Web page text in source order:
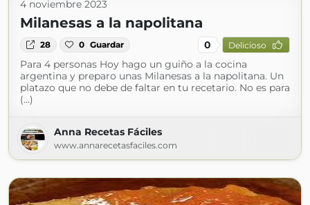
4 noviembre 2023
Milanesas a la napolitana
28 0 Guardar 0 Delicioso
Para 4 personas Hoy hago un guiño a la cocina
argentina y preparo unas Milanesas a la napolitana. Un
platazo que no debe de faltar en tu recetario. No es para
(...)
Anna Recetas Fáciles
www.annarecetasfaciles.com